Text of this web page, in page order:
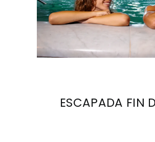
ESCAPADA FIN